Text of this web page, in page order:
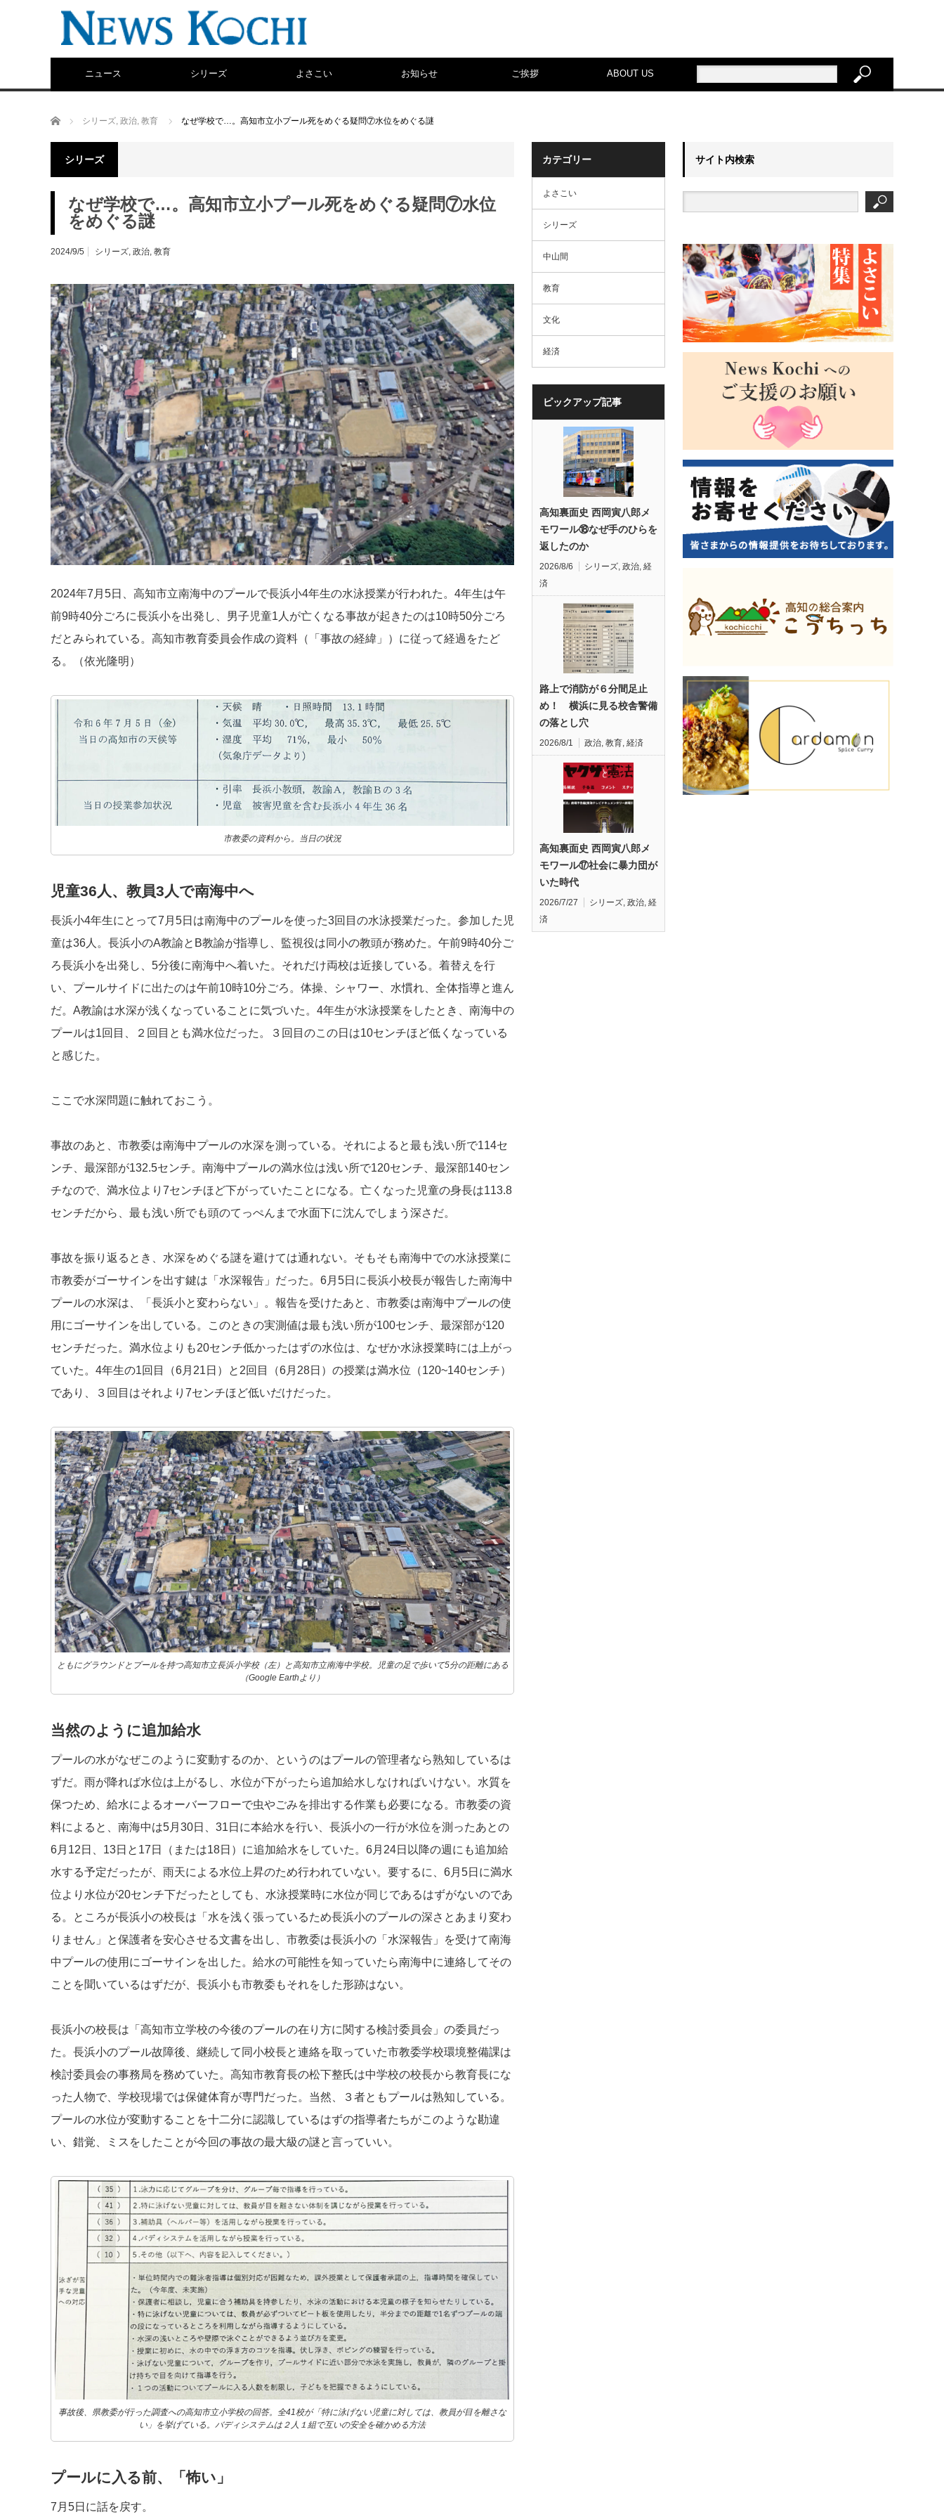
ニュース シリーズ よさこい お知らせ ご挨拶 ABOUT US
ホーム シリーズ, 政治, 教育 なぜ学校で…。高知市立小プール死をめぐる疑問⑦水位をめぐる謎
シリーズ
なぜ学校で…。高知市立小プール死をめぐる疑問⑦水位
をめぐる謎
2024/9/5 シリーズ, 政治, 教育
2024年7月5日、高知市立南海中のプールで長浜小4年生の水泳授業が行われた。4年生は午
前9時40分ごろに長浜小を出発し、男子児童1人が亡くなる事故が起きたのは10時50分ごろ
だとみられている。高知市教育委員会作成の資料（「事故の経緯」）に従って経過をたど
る。（依光隆明）
市教委の資料から。当日の状況
児童36人、教員3人で南海中へ
長浜小4年生にとって7月5日は南海中のプールを使った3回目の水泳授業だった。参加した児
童は36人。長浜小のA教諭とB教諭が指導し、監視役は同小の教頭が務めた。午前9時40分ご
ろ長浜小を出発し、5分後に南海中へ着いた。それだけ両校は近接している。着替えを行
い、プールサイドに出たのは午前10時10分ごろ。体操、シャワー、水慣れ、全体指導と進ん
だ。A教諭は水深が浅くなっていることに気づいた。4年生が水泳授業をしたとき、南海中の
プールは1回目、２回目とも満水位だった。３回目のこの日は10センチほど低くなっている
と感じた。
ここで水深問題に触れておこう。
事故のあと、市教委は南海中プールの水深を測っている。それによると最も浅い所で114セ
ンチ、最深部が132.5センチ。南海中プールの満水位は浅い所で120センチ、最深部140セン
チなので、満水位より7センチほど下がっていたことになる。亡くなった児童の身長は113.8
センチだから、最も浅い所でも頭のてっぺんまで水面下に沈んでしまう深さだ。
事故を振り返るとき、水深をめぐる謎を避けては通れない。そもそも南海中での水泳授業に
市教委がゴーサインを出す鍵は「水深報告」だった。6月5日に長浜小校長が報告した南海中
プールの水深は、「長浜小と変わらない」。報告を受けたあと、市教委は南海中プールの使
用にゴーサインを出している。このときの実測値は最も浅い所が100センチ、最深部が120
センチだった。満水位よりも20センチ低かったはずの水位は、なぜか水泳授業時には上がっ
ていた。4年生の1回目（6月21日）と2回目（6月28日）の授業は満水位（120~140センチ）
であり、３回目はそれより7センチほど低いだけだった。
ともにグラウンドとプールを持つ高知市立長浜小学校（左）と高知市立南海中学校。児童の足で歩いて5分の距離にある
（Google Earthより）
当然のように追加給水
プールの水がなぜこのように変動するのか、というのはプールの管理者なら熟知しているは
ずだ。雨が降れば水位は上がるし、水位が下がったら追加給水しなければいけない。水質を
保つため、給水によるオーバーフローで虫やごみを排出する作業も必要になる。市教委の資
料によると、南海中は5月30日、31日に本給水を行い、長浜小の一行が水位を測ったあとの
6月12日、13日と17日（または18日）に追加給水をしていた。6月24日以降の週にも追加給
水する予定だったが、雨天による水位上昇のため行われていない。要するに、6月5日に満水
位より水位が20センチ下だったとしても、水泳授業時に水位が同じであるはずがないのであ
る。ところが長浜小の校長は「水を浅く張っているため長浜小のプールの深さとあまり変わ
りません」と保護者を安心させる文書を出し、市教委は長浜小の「水深報告」を受けて南海
中プールの使用にゴーサインを出した。給水の可能性を知っていたら南海中に連絡してその
ことを聞いているはずだが、長浜小も市教委もそれをした形跡はない。
長浜小の校長は「高知市立学校の今後のプールの在り方に関する検討委員会」の委員だっ
た。長浜小のプール故障後、継続して同小校長と連絡を取っていた市教委学校環境整備課は
検討委員会の事務局を務めていた。高知市教育長の松下整氏は中学校の校長から教育長にな
った人物で、学校現場では保健体育が専門だった。当然、３者ともプールは熟知している。
プールの水位が変動することを十二分に認識しているはずの指導者たちがこのような勘違
い、錯覚、ミスをしたことが今回の事故の最大級の謎と言っていい。
事故後、県教委が行った調査への高知市立小学校の回答。全41校が「特に泳げない児童に対しては、教員が目を離さな
い」を挙げている。バディシステムは２人１組で互いの安全を確かめる方法
プールに入る前、「怖い」
7月5日に話を戻す。
カテゴリー
よさこい
シリーズ
中山間
教育
文化
経済
ピックアップ記事
高知裏面史 西岡寅八郎メ
モワール⑱なぜ手のひらを
返したのか
2026/8/6 シリーズ, 政治, 経
済
路上で消防が６分間足止
め！ 横浜に見る校舎警備
の落とし穴
2026/8/1 政治, 教育, 経済
高知裏面史 西岡寅八郎メ
モワール⑰社会に暴力団が
いた時代
2026/7/27 シリーズ, 政治, 経
済
サイト内検索